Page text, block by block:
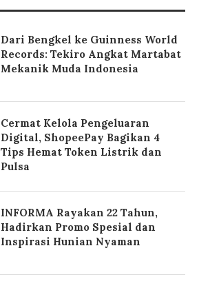
Dari Bengkel ke Guinness World
Records: Tekiro Angkat Martabat
Mekanik Muda Indonesia
Cermat Kelola Pengeluaran
Digital, ShopeePay Bagikan 4
Tips Hemat Token Listrik dan
Pulsa
INFORMA Rayakan 22 Tahun,
Hadirkan Promo Spesial dan
Inspirasi Hunian Nyaman